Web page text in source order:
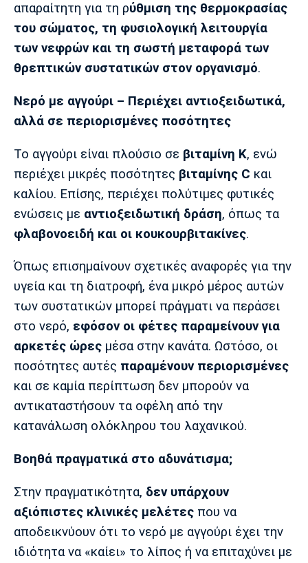
Λίβερπουλ
Μάντσεστερ
Σίτι
Γιουβέντους
Μίλαν Μπάγερν
Μπορούσια
Ντόρτμουντ
Παρί Σεν
Μαρσέιγ
Αστέρας
Μπενφίκα
απαραίτητη για τη ρύθμιση της θερμοκρασίας
του σώματος, τη φυσιολογική λειτουργία
των νεφρών και τη σωστή μεταφορά των
θρεπτικών συστατικών στον οργανισμό.
Νερό με αγγούρι – Περιέχει αντιοξειδωτικά,
αλλά σε περιορισμένες ποσότητες
Το αγγούρι είναι πλούσιο σε βιταμίνη Κ, ενώ
περιέχει μικρές ποσότητες βιταμίνης C και
καλίου. Επίσης, περιέχει πολύτιμες φυτικές
ενώσεις με αντιοξειδωτική δράση, όπως τα
φλαβονοειδή και οι κουκουρβιτακίνες.
Όπως επισημαίνουν σχετικές αναφορές για την
υγεία και τη διατροφή, ένα μικρό μέρος αυτών
των συστατικών μπορεί πράγματι να περάσει
στο νερό, εφόσον οι φέτες παραμείνουν για
αρκετές ώρες μέσα στην κανάτα. Ωστόσο, οι
ποσότητες αυτές παραμένουν περιορισμένες
και σε καμία περίπτωση δεν μπορούν να
αντικαταστήσουν τα οφέλη από την
κατανάλωση ολόκληρου του λαχανικού.
Βοηθά πραγματικά στο αδυνάτισμα;
Στην πραγματικότητα, δεν υπάρχουν
αξιόπιστες κλινικές μελέτες που να
αποδεικνύουν ότι το νερό με αγγούρι έχει την
ιδιότητα να «καίει» το λίπος ή να επιταχύνει με